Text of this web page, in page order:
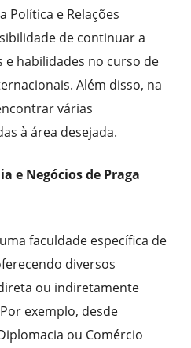
Política e Relações
de continuar a
habilidades no curso de
Além disso, na
várias
à área desejada.
e Negócios de Praga
faculdade específica de
diversos
ou indiretamente
exemplo, desde
ou Comércio